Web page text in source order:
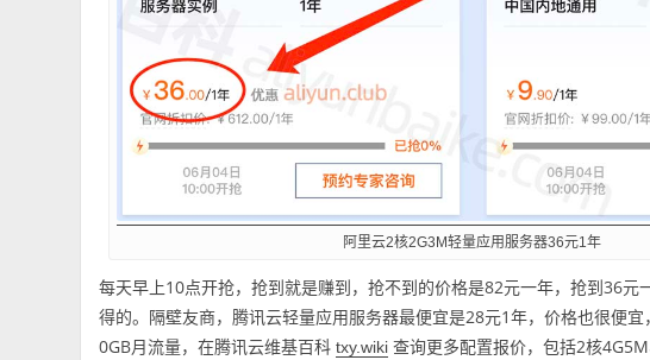
阿里云2核2G3M轻量应用服务器36元1年
每天早上10点开抢，抢到就是赚到，抢不到的价格是82元一年，抢到36
得的。隔壁友商，腾讯云轻量应用服务器最便宜是28元1年，价格也很便
0GB月流量，在腾讯云维基百科txy.wiki 查询更多配置报价，包括2核